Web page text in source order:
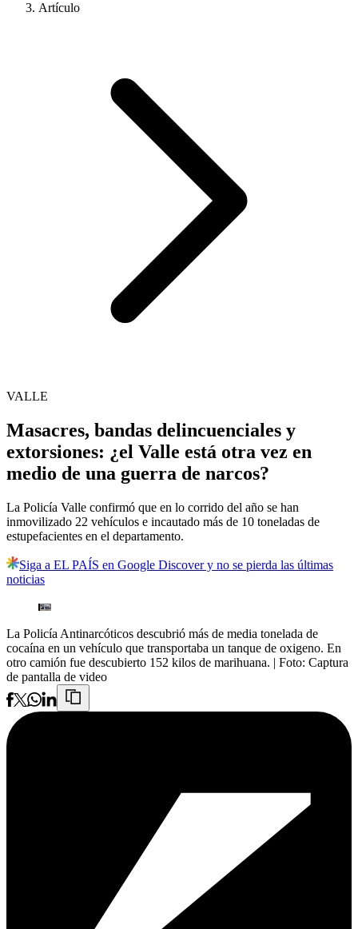
Artículo
VALLE
Masacres, bandas delincuenciales y
extorsiones: ¿el Valle está otra vez en
medio de una guerra de narcos?
La Policía Valle confirmó que en lo corrido del año se han
inmovilizado 22 vehículos e incautado más de 10 toneladas de
estupefacientes en el departamento.
Siga a EL PAÍS en Google Discover y no se pierda las últimas
noticias
La Policía Antinarcóticos descubrió más de media tonelada de
cocaína en un vehículo que transportaba un tanque de oxigeno. En
otro camión fue descubierto 152 kilos de marihuana. | Foto: Captura
de pantalla de video